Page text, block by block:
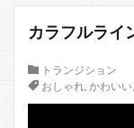
カラフルライ
トランジション
おしゃれ, かわいい,